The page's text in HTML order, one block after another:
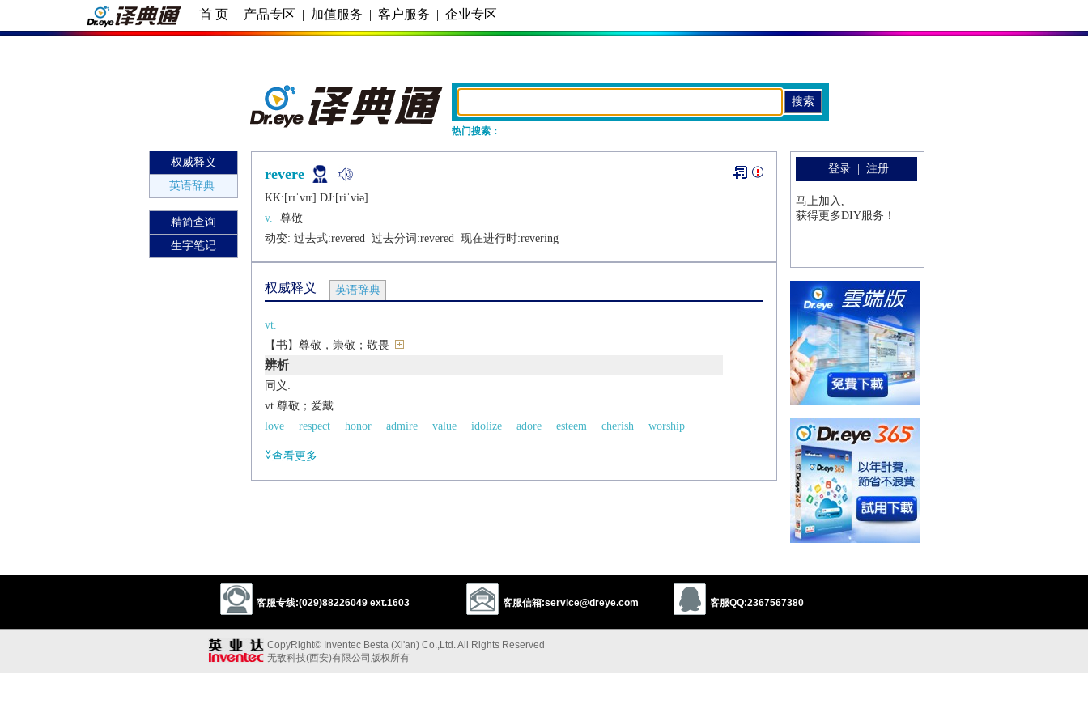
首 页 | 产品专区 | 加值服务 | 客户服务 | 企业专区
热门搜索：
权威释义
英语辞典
精简查询
生字笔记
revere
KK:[rɪˈvɪr] DJ:[riˈviǝ]
v.
尊敬
动变: 过去式:revered 过去分词:revered 现在进行时:revering
权威释义 英语辞典
vt.
【书】尊敬，崇敬；敬畏
辨析
同义:
vt.尊敬；爱戴
love
respect honor admire value idolize adore esteem cherish
worship
2 1
C17: from Fr.révéreror L.revereri re-(expressing intensive force) +vereri‘to fear’.
以上来源于：《简明牛津英语词典》
查看更多
客服专线:(029)88226049 ext.1603 客服信箱:service@dreye.com 客服QQ:2367567380
CopyRight© Inventec Besta (Xi'an) Co.,Ltd. All Rights Reserved
无敌科技(西安)有限公司版权所有